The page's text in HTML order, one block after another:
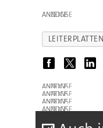
ANZEIGE
LEITERPLATTEN
ANZEIGE
ANZEIGE
ANZEIGE
ANZEIGE